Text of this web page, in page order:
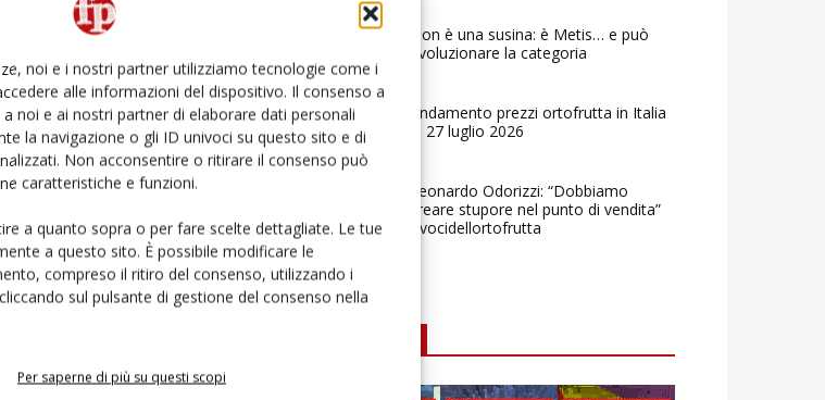
noi e i nostri partner utilizziamo tecnologie come i
alle informazioni del dispositivo. Il consenso a
noi e ai nostri partner di elaborare dati personali
la navigazione o gli ID univoci su questo sito e di
Non acconsentire o ritirare il consenso può
caratteristiche e funzioni.
a quanto sopra o per fare scelte dettagliate. Le tue
a questo sito. È possibile modificare le
compreso il ritiro del consenso, utilizzando i
sul pulsante di gestione del consenso nella
Per saperne di più su questi scopi
Non è una susina: è Metis… e può
rivoluzionare la categoria
Andamento prezzi ortofrutta in Italia
al 27 luglio 2026
Leonardo Odorizzi: “Dobbiamo
creare stupore nel punto di vendita”
#vocidellortofrutta